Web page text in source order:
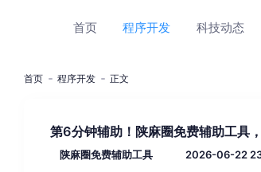
首页 程序开发 科技动态
首页 程序开发 正文
第6分钟辅助！陕麻圈免费辅助工具
陕麻圈免费辅助工具 2026-06-22